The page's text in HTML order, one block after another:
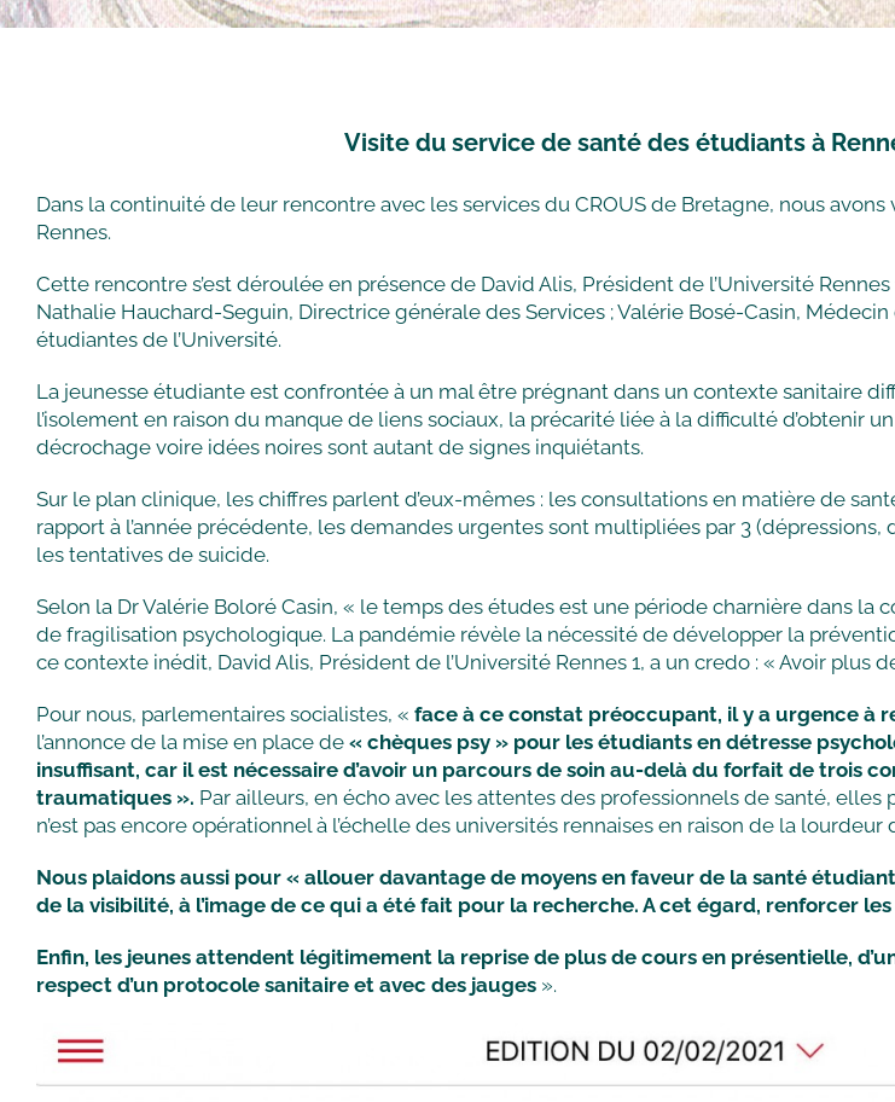
Visite du service de santé des étudiants à
Dans la continuité de leur rencontre avec les services du CROUS de Bretagne, nous
Rennes.
Cette rencontre s’est déroulée en présence de David Alis, Président de l’Université
Nathalie Hauchard-Seguin, Directrice générale des Services ; Valérie Bosé-Casin,
étudiantes de l’Université.
La jeunesse étudiante est confrontée à un mal être prégnant dans un contexte sanitaire
l’isolement en raison du manque de liens sociaux, la précarité liée à la difficulté d’obtenir
décrochage voire idées noires sont autant de signes inquiétants.
Sur le plan clinique, les chiffres parlent d’eux-mêmes : les consultations en matière de
rapport à l’année précédente, les demandes urgentes sont multipliées par 3
les tentatives de suicide.
Selon la Dr Valérie Boloré Casin, « le temps des études est une période charnière dans
de fragilisation psychologique. La pandémie révèle la nécessité de développer la
ce contexte inédit, David Alis, Président de l’Université Rennes 1, a un credo : « Avoir plus
Pour nous, parlementaires socialistes, « face à ce constat préoccupant, il y a urgence à
l’annonce de la mise en place de « chèques psy » pour les étudiants en détresse
insuffisant, car il est nécessaire d’avoir un parcours de soin au-delà du forfait de trois
traumatiques ». Par ailleurs, en écho avec les attentes des professionnels de santé, elles
n’est pas encore opérationnel à l’échelle des universités rennaises en raison de la lourdeur
Nous plaidons aussi pour « allouer davantage de moyens en faveur de la santé
de la visibilité, à l’image de ce qui a été fait pour la recherche. A cet égard, renforcer
Enfin, les jeunes attendent légitimement la reprise de plus de cours en présentielle,
respect d’un protocole sanitaire et avec des jauges ».